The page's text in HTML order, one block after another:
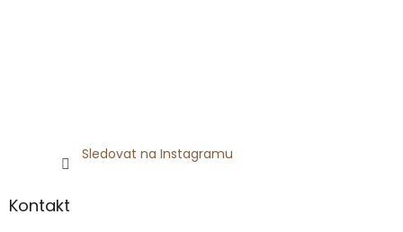
Sledovat na Instagramu
Kontakt